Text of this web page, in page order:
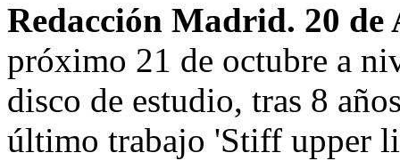
Redacción Madrid. 20 de
próximo 21 de octubre a
disco de estudio, tras 8
último trabajo 'Stiff upper